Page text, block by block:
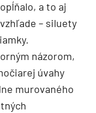
a to aj
– siluety
názorom,
úvahy
murovaného